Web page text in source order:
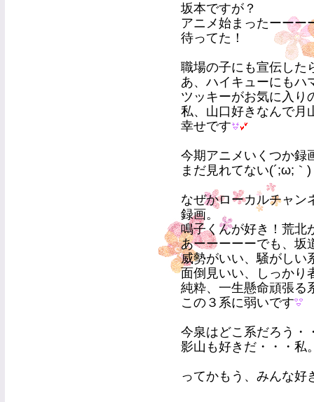
坂本ですが？
アニメ始まったーーー
待ってた！
職場の子にも宣伝した
あ、ハイキューにも
ツッキーがお気に入り
私、山口好きなんで月
幸せです
今期アニメいくつか録
まだ見れてない(´;ω;｀)
なぜかローカルチャン
録画。
鳴子くんが好き！荒北
あーーーーーでも、坂
威勢がいい、騒がしい
面倒見いい、しっかり
純粋、一生懸命頑張る
この３系に弱いです
今泉はどこ系だろう・
影山も好きだ・・・私
ってかもう、みんな好